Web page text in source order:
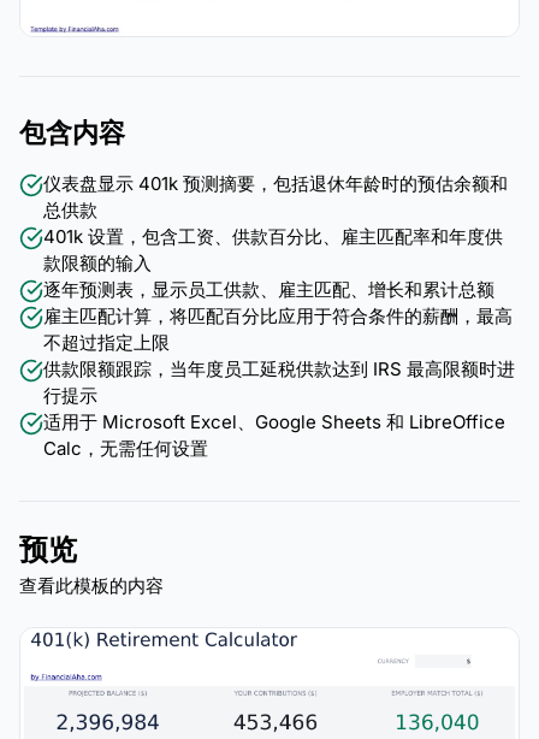
包含内容
仪表盘显示 401k 预测摘要，包括退休年龄时的预估余额和
总供款
401k 设置，包含工资、供款百分比、雇主匹配率和年度供
款限额的输入
逐年预测表，显示员工供款、雇主匹配、增长和累计总额
雇主匹配计算，将匹配百分比应用于符合条件的薪酬，最高
不超过指定上限
供款限额跟踪，当年度员工延税供款达到 IRS 最高限额时进
行提示
适用于 Microsoft Excel、Google Sheets 和 LibreOffice
Calc，无需任何设置
预览
查看此模板的内容